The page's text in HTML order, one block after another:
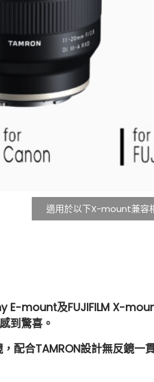
適用於以下X-mount兼容
E-mount及FUJIFILM X-
到驚喜。
配合TAMRON設計無反鏡一